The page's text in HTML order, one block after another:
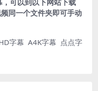
频同一个文件夹即可手动
字幕 A4K字幕 点点字